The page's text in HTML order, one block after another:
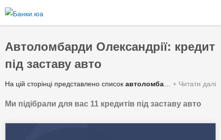
основного
Автоломбарди Олександрії: кредит
під заставу авто
На цій сторінці представлено список автоломбардів Олександрії
Зведена таблиця умов за якими можна отримати гроші під заставу автомобіля або спецтехніки від автоломбардів у Олександрії:
Читати далі
Ми підібрали для вас 11 кредитів під заставу авто